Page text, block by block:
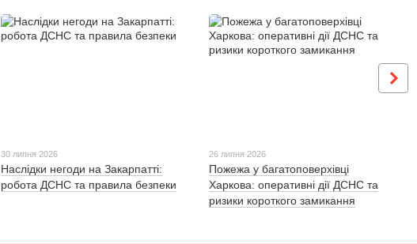
30 липня 2026
Наслідки негоди на Закарпатті:
робота ДСНС та правила безпеки
26 липня 2026
Пожежа у багатоповерхівці
Харкова: оперативні дії ДСНС та
ризики короткого замикання